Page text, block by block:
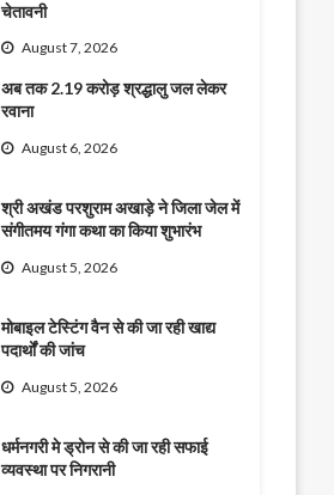
चेतावनी
August 7, 2026
अब तक 2.19 करोड़ श्रद्धालु जल लेकर
रवाना
August 6, 2026
श्री अखंड परशुराम अखाड़े ने जिला जेल में
संगीतमय गंगा कथा का किया शुभारंभ
August 5, 2026
मोबाइल टेस्टिंग वैन से की जा रही खाद्य
पदार्थों की जांच
August 5, 2026
धर्मनगरी मे ड्रोन से की जा रही सफाई
व्यवस्था पर निगरानी